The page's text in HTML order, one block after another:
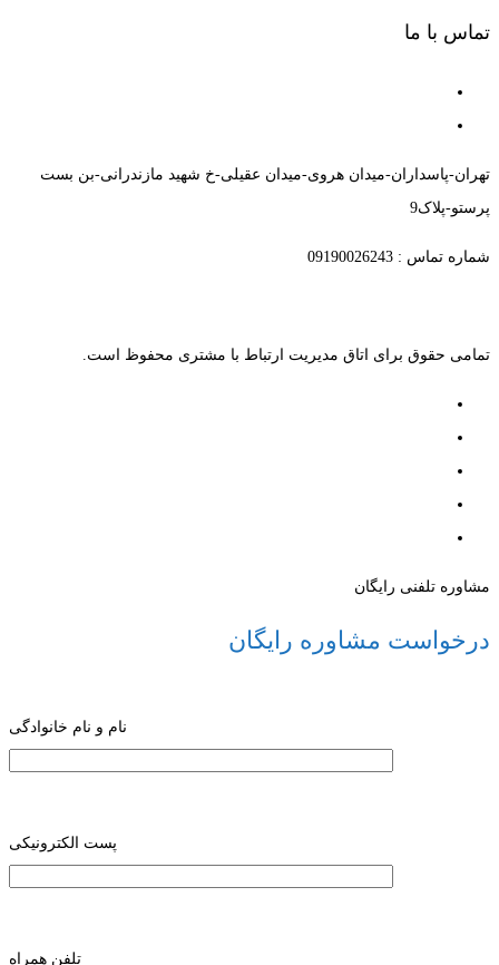
تماس با ما
تهران-پاسداران-میدان هروی-میدان عقیلی-خ شهید مازندرانی-بن بست
پرستو-پلاک9
شماره تماس : 09190026243
تمامی حقوق برای اتاق مدیریت ارتباط با مشتری محفوظ است.
مشاوره تلفنی رایگان
درخواست مشاوره رایگان
نام و نام خانوادگی
پست الکترونیکی
تلفن همراه